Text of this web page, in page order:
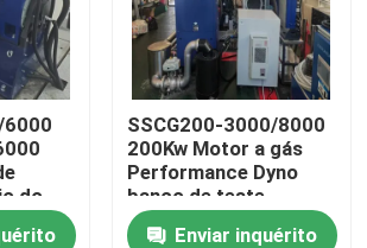
6000
do
SSCG200-3000/8000
200Kw Motor a gás
Performance Dyno
banco de teste
Enviar inquérito